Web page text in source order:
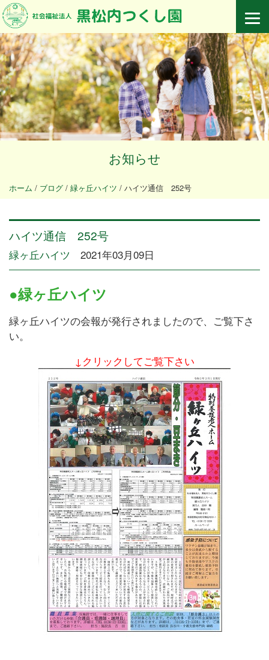
お知らせ
ホーム / ブログ / 緑ヶ丘ハイツ / ハイツ通信 252号
ハイツ通信 252号
緑ヶ丘ハイツ 2021年03月09日
●緑ヶ丘ハイツ
緑ヶ丘ハイツの会報が発行されましたので、ご覧下さ
い。
↓クリックしてご覧下さい